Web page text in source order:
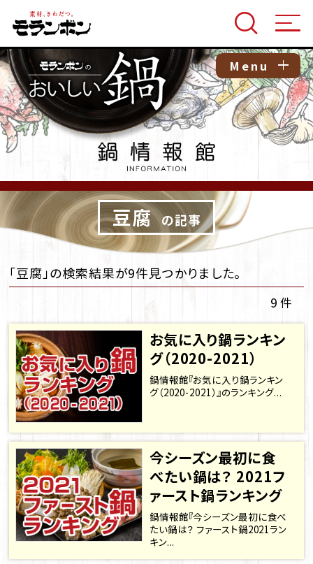
Menu
豆腐 の記事
「豆腐」の検索結果が9件見つかりました。
9 件
お気に入り鍋ランキン
グ（2020-2021）
鍋情報館『お気に入り鍋ランキン
グ（2020-2021）』のランキング...
今シーズン最初に食
べたい鍋は？ 2021フ
ァースト鍋ランキング
鍋情報館『今シーズン最初に食べ
たい鍋は？ ファースト鍋2021ラン
キン...